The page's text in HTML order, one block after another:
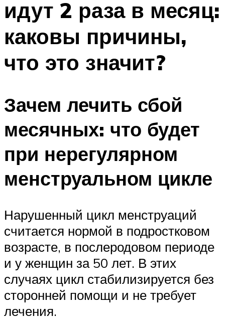
идут 2 раза в месяц:
каковы причины,
что это значит?
Зачем лечить сбой
месячных: что будет
при нерегулярном
менструальном цикле
Нарушенный цикл менструаций
считается нормой в подростковом
возрасте, в послеродовом периоде
и у женщин за 50 лет. В этих
случаях цикл стабилизируется без
сторонней помощи и не требует
лечения.